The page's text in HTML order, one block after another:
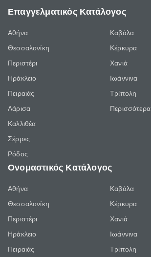
Επαγγελματικός Κατάλογος
Αθήνα
Θεσσαλονίκη
Περιστέρι
Ηράκλειο
Πειραιάς
Λάρισα
Καλλιθέα
Σέρρες
Ρόδος
Καβάλα
Κέρκυρα
Χανιά
Ιωάννινα
Τρίπολη
Περισσότερα
Ονομαστικός Κατάλογος
Αθήνα
Θεσσαλονίκη
Περιστέρι
Ηράκλειο
Πειραιάς
Καβάλα
Κέρκυρα
Χανιά
Ιωάννινα
Τρίπολη